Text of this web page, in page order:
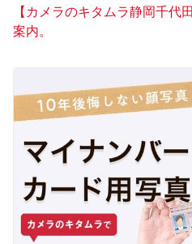
【カメラのキタムラ静岡千代
案内。